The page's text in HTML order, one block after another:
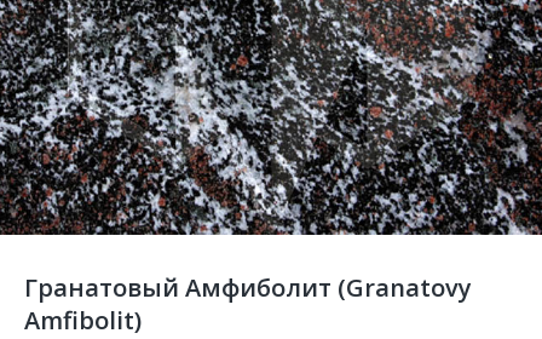
Гранатовый Амфиболит (Granatovy
Amfibolit)